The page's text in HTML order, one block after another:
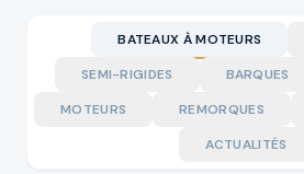
BATEAUX À MOTEURS
SEMI-RIGIDES
BARQUES
MOTEURS
REMORQUES
ACTUALITÉS